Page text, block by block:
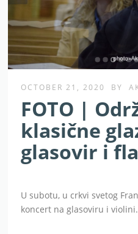
OCTOBER 21, 2020 BY
FOTO |
klasične
glasovir i
U subotu, u crkvi svetog
koncert na glasoviru i violini.